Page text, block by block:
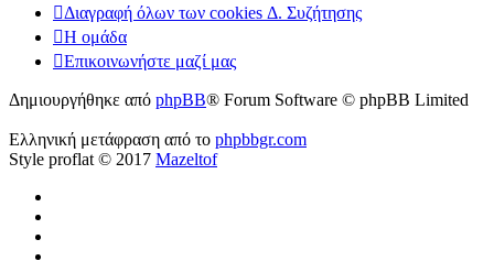
Διαγραφή όλων των cookies Δ. Συζήτησης
Η ομάδα
Επικοινωνήστε μαζί μας
Δημιουργήθηκε από phpBB® Forum Software © phpBB Limited
Ελληνική μετάφραση από το phpbbgr.com
Style proflat © 2017 Mazeltof